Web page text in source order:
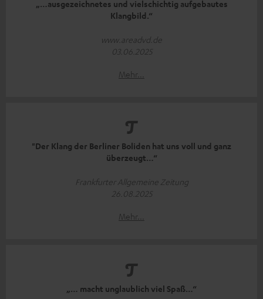
„…ausgezeichnetes und vielschichtig aufgebautes
Klangbild.“
www.areadvd.de
03.06.2025
Mehr...
"Der Klang der Berliner Boliden hat uns voll und ganz
überzeugt…“
Frankfurter Allgemeine Zeitung
26.08.2025
Mehr...
„… macht unglaublich viel Spaß…“